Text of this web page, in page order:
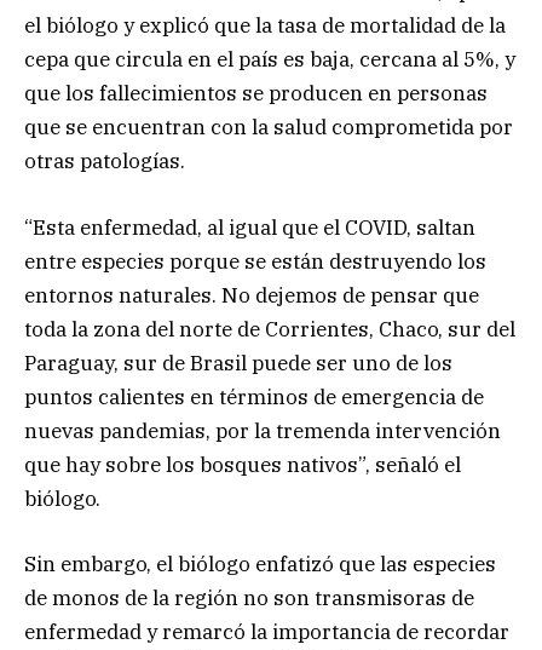
el biólogo y explicó que la tasa de mortalidad de la
cepa que circula en el país es baja, cercana al 5%, y
que los fallecimientos se producen en personas
que se encuentran con la salud comprometida por
otras patologías.
“Esta enfermedad, al igual que el COVID, saltan
entre especies porque se están destruyendo los
entornos naturales. No dejemos de pensar que
toda la zona del norte de Corrientes, Chaco, sur del
Paraguay, sur de Brasil puede ser uno de los
puntos calientes en términos de emergencia de
nuevas pandemias, por la tremenda intervención
que hay sobre los bosques nativos”, señaló el
biólogo.
Sin embargo, el biólogo enfatizó que las especies
de monos de la región no son transmisoras de
enfermedad y remarcó la importancia de recordar